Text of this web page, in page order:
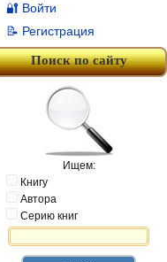
🔐 Войти
📝 Регистрация
Поиск по сайту
Ищем:
Книгу
Автора
Серию книг